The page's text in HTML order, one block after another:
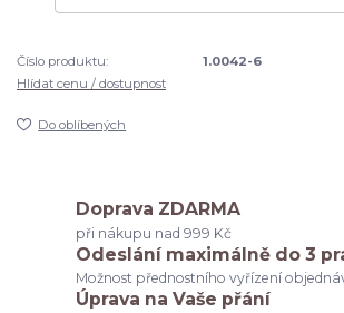
Číslo produktu:
1.0042-6
Hlídat cenu / dostupnost
Do oblíbených
Doprava ZDARMA
při nákupu nad 999 Kč
Odeslání maximálně do 3
Možnost přednostního vyřízení
Úprava na Vaše přání